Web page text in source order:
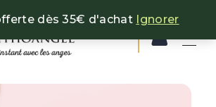
dès 35€ d'achat Ignorer